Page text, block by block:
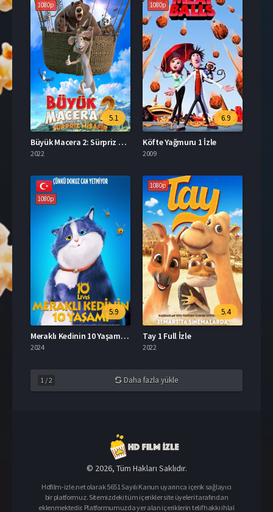
1080p
5.1
Büyük Macera 2: Sürpriz Misafir İzle
2022
1080p
6.9
Köfte Yağmuru 1 İzle
2009
1080p
5.9
Meraklı Kedinin 10 Yaşamı İzle
2024
1080p
5.4
Tay 1 Full İzle
2022
1 /2 Daha fazla yükle
© 2026, Tüm Hakları Saklıdır.
Hdfilm-izle.net olarak 5651 Sayılı Kanun uyarınca içerik sağlayıcı
bir platformuz. Sitemizdeki tüm içerikler site üyeleri tarafından
eklenmektedir. Platformumuzda yer alan içeriklerin telif hakkı ihlal